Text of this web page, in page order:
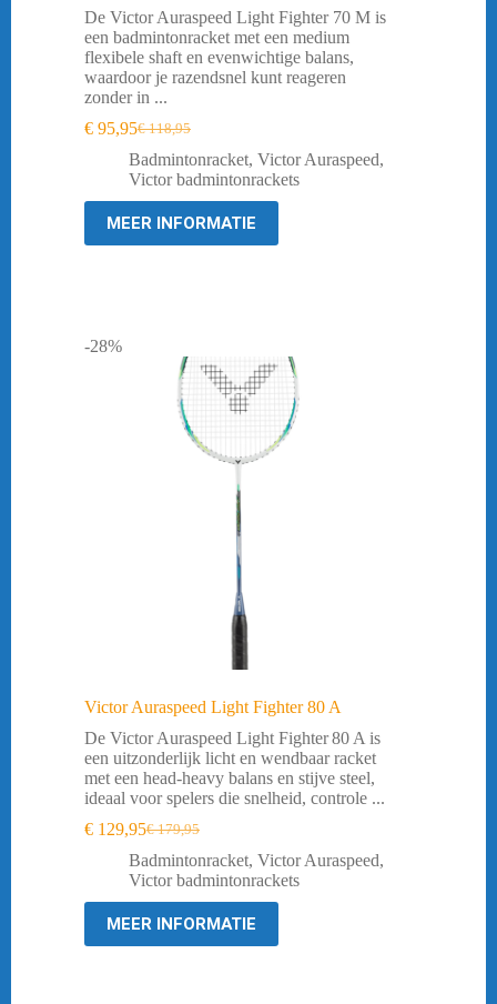
De Victor Auraspeed Light Fighter 70 M is
een badmintonracket met een medium
flexibele shaft en evenwichtige balans,
waardoor je razendsnel kunt reageren
zonder in ...
€118,95
Oorspronkelijke
prijs
was:
€ 118,95.
€ 95,95Huidige
prijs
is:
€ 95,95.
Badmintonracket, Victor Auraspeed,
Victor badmintonrackets
MEER INFORMATIE
-28%
Victor Auraspeed Light Fighter 80 A
De Victor Auraspeed Light Fighter 80 A is
een uitzonderlijk licht en wendbaar racket
met een head‑heavy balans en stijve steel,
ideaal voor spelers die snelheid, controle ...
€179,95
Oorspronkelijke
prijs
was:
€ 179,95.
€ 129,95Huidige
prijs
is:
€ 129,95.
Badmintonracket, Victor Auraspeed,
Victor badmintonrackets
MEER INFORMATIE